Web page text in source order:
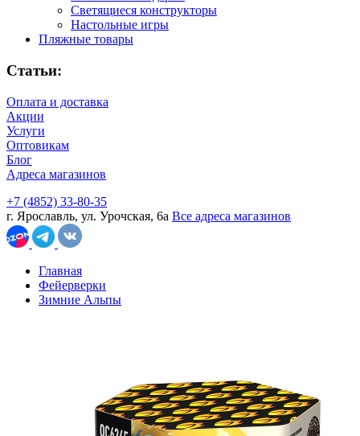
Светящиеся конструкторы
Настольные игры
Пляжные товары
Статьи:
Оплата и доставка
Акции
Услуги
Оптовикам
Блог
Адреса магазинов
+7 (4852) 33-80-35
г. Ярославль, ул. Урочская, 6а Все адреса магазинов
Главная
Фейерверки
Зимние Альпы